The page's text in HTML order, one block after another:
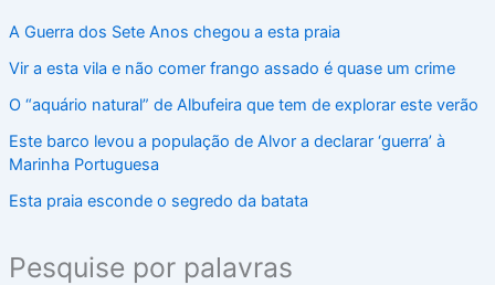
A Guerra dos Sete Anos chegou a esta praia
Vir a esta vila e não comer frango assado é quase um crime
O “aquário natural” de Albufeira que tem de explorar este verão
Este barco levou a população de Alvor a declarar ‘guerra’ à
Marinha Portuguesa
Esta praia esconde o segredo da batata
Pesquise por palavras